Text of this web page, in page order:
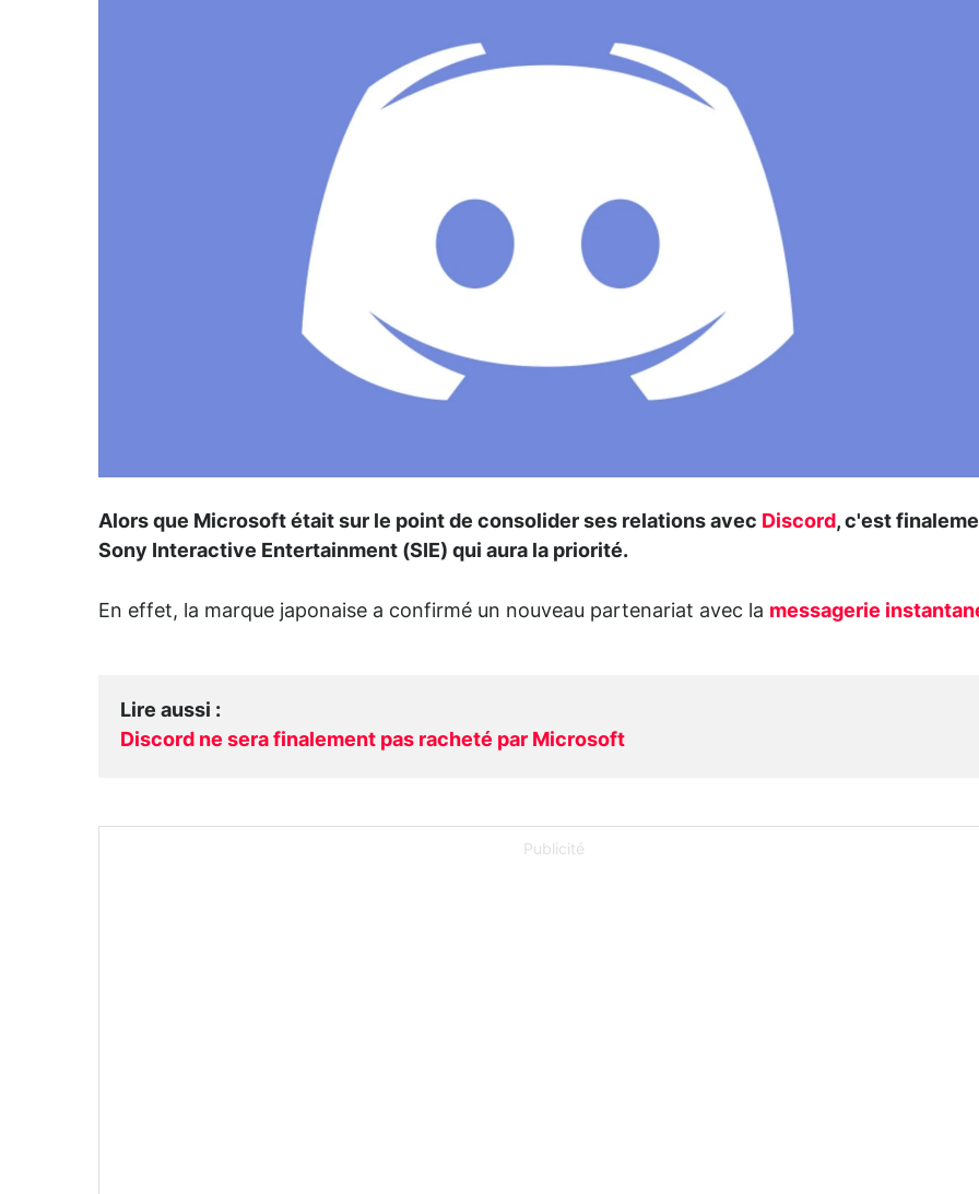
Alors que Microsoft était sur le point de consolider ses relations avec Discord , c'est
Sony Interactive Entertainment (SIE) qui aura la priorité.
En effet, la marque japonaise a confirmé un nouveau partenariat avec la messagerie
Lire aussi :
Discord ne sera finalement pas racheté par Microsoft
Publicité